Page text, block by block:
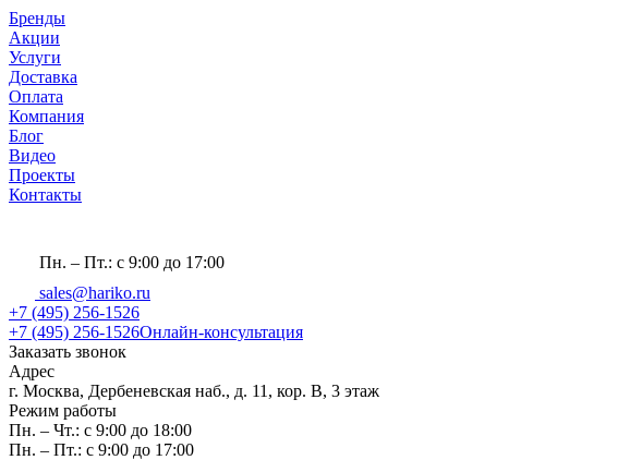
Бренды
Акции
Услуги
Доставка
Оплата
Компания
Блог
Видео
Проекты
Контакты
Пн. – Пт.: с 9:00 до 17:00
sales@hariko.ru
+7 (495) 256-1526
+7 (495) 256-1526Онлайн-консультация
Заказать звонок
Адрес
г. Москва, Дербеневская наб., д. 11, кор. В, 3 этаж
Режим работы
Пн. – Чт.: с 9:00 до 18:00
Пн. – Пт.: с 9:00 до 17:00